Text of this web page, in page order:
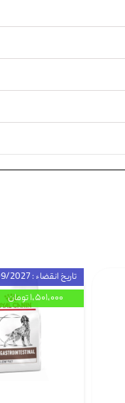
تاریخ انقضاء : 09/2027
۱,۵۰۱,۰۰۰ تومان